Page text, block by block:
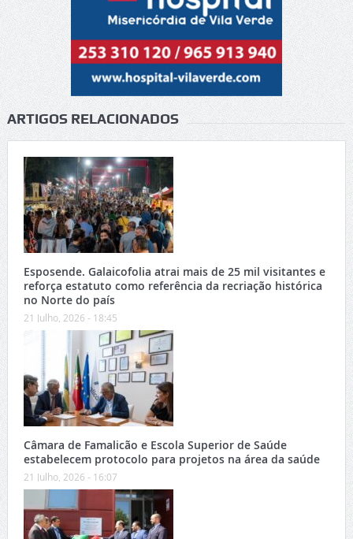
ARTIGOS RELACIONADOS
Esposende. Galaicofolia atrai mais de 25 mil visitantes e
reforça estatuto como referência da recriação histórica
no Norte do país
21 Julho, 2026 - 18:45
Câmara de Famalicão e Escola Superior de Saúde
estabelecem protocolo para projetos na área da saúde
21 Julho, 2026 - 16:07